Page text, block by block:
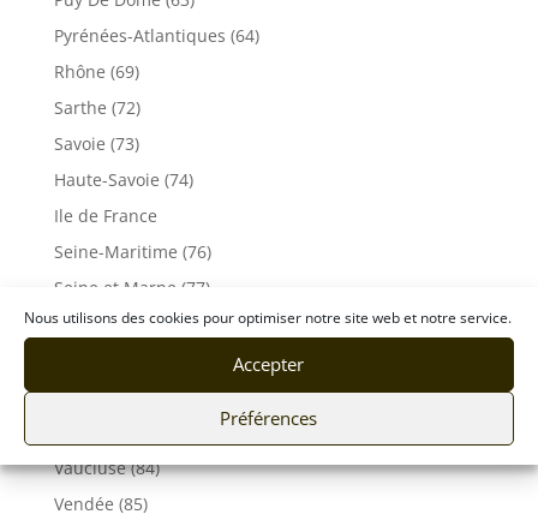
Nous utilisons des cookies pour optimiser notre site web et notre service.
Accepter
Préférences
Pyrénées-Atlantiques (64)
Rhône (69)
Sarthe (72)
Savoie (73)
Haute-Savoie (74)
Ile de France
Seine-Maritime (76)
Seine et Marne (77)
Somme (80)
Tarn-et-Garonne (82)
Vaucluse (84)
Vendée (85)